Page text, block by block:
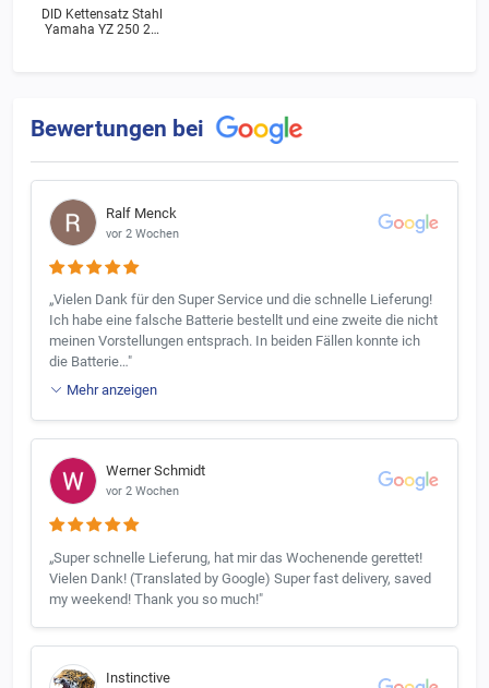
DID Kettensatz Stahl
Yamaha YZ 250 2T
Bewertungen bei
Ralf Menck
vor 2 Wochen
„Vielen Dank für den Super Service und die schnelle Lieferung!
Ich habe eine falsche Batterie bestellt und eine zweite die nicht
meinen Vorstellungen entsprach. In beiden Fällen konnte ich
die Batterie…"
Mehr anzeigen
Werner Schmidt
vor 2 Wochen
„Super schnelle Lieferung, hat mir das Wochenende gerettet!
Vielen Dank! (Translated by Google) Super fast delivery, saved
my weekend! Thank you so much!"
Instinctive